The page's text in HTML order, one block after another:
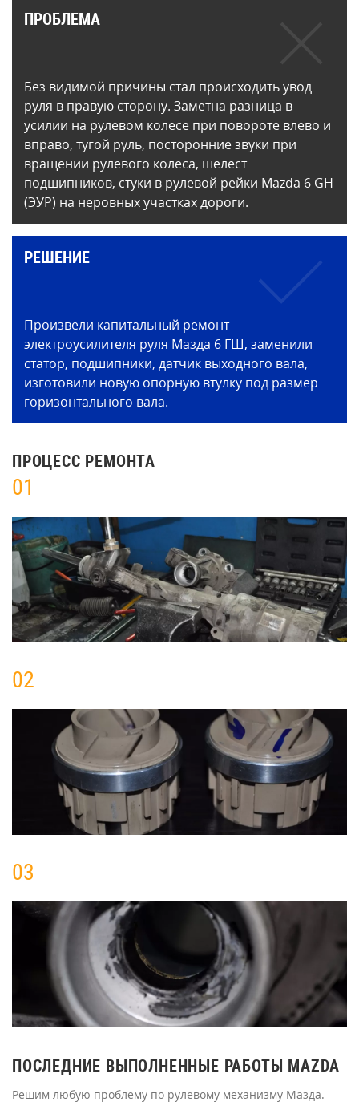
ПРОБЛЕМА
Без видимой причины стал происходить увод
руля в правую сторону. Заметна разница в
усилии на рулевом колесе при повороте влево и
вправо, тугой руль, посторонние звуки при
вращении рулевого колеса, шелест
подшипников, стуки в рулевой рейки Mazda 6 GH
(ЭУР) на неровных участках дороги.
РЕШЕНИЕ
Произвели капитальный ремонт
электроусилителя руля Мазда 6 ГШ, заменили
статор, подшипники, датчик выходного вала,
изготовили новую опорную втулку под размер
горизонтального вала.
ПРОЦЕСС РЕМОНТА
01
02
03
ПОСЛЕДНИЕ ВЫПОЛНЕННЫЕ РАБОТЫ MAZDA
Решим любую проблему по рулевому механизму Мазда.